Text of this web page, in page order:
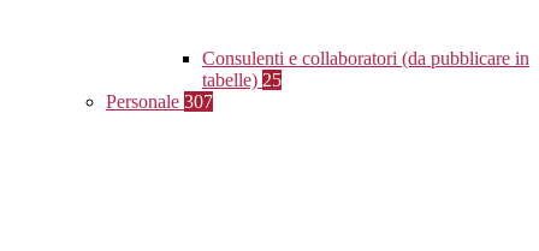
Consulenti e collaboratori (da pubblicare in
tabelle) 25
Personale 307